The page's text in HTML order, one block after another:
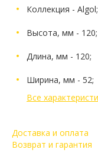
Коллекция - Algol;
Высота, мм - 120;
Длина, мм - 120;
Ширина, мм - 52;
Все
Доставка и оплата
Возврат и гарантия